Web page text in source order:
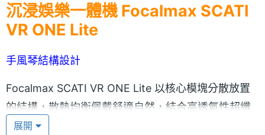
沉浸娛樂一體機 Focalmax SCATI
VR ONE Lite
手風琴結構設計
Focalmax SCATI VR ONE Lite 以核心模塊分散放置
的結構，散熱均衡佩戴舒適自然，結合高透氣性超纖
材質，加速散熱效果，搭配全球專利手風琴結構，頭
展開